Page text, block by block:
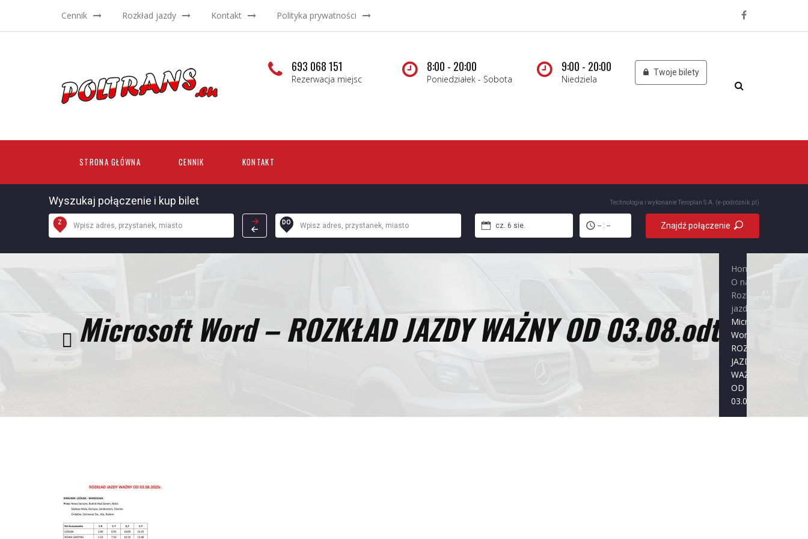
Cennik Rozkład jazdy Kontakt Polityka prywatności
693 068 151
Rezerwacja miejsc
8:00 - 20:00
Poniedziałek - Sobota
9:00 - 20:00
Niedziela
Twoje bilety
STRONA GŁÓWNA CENNIK KONTAKT
Wyszukaj połączenie i kup bilet Technologia i wykonanieTeroplan S.A. (e-podróżnik.pl)
Z DO cz. 6 sie. -- : -- Znajdź połączenie
Microsoft Word – ROZKŁAD JAZDY WAŻNY OD 03.08.odt
Home
O nas
Rozkład
jazdy
Microsoft
Word –
ROZKŁAD
JAZDY
WAŻNY
OD
03.08.odt